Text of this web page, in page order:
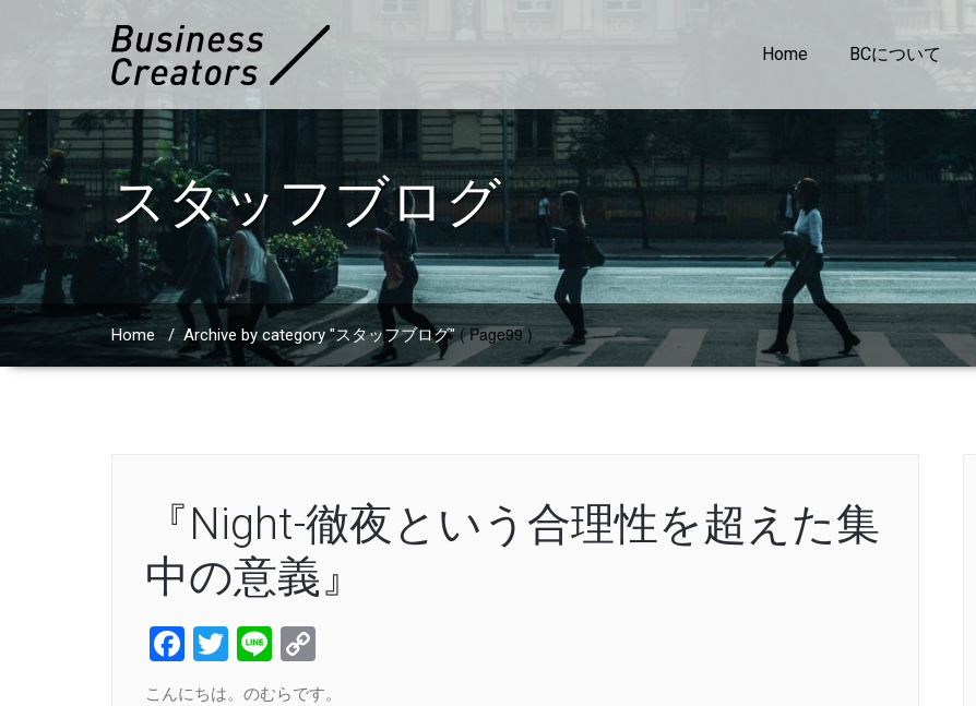
Home BCについて
スタッフブログ
Home / Archive by category "スタッフブログ" ( Page99 )
『Night-徹夜という合理性を超えた集
中の意義』
Facebook
Twitter
Line
Link
こんにちは。のむらです。